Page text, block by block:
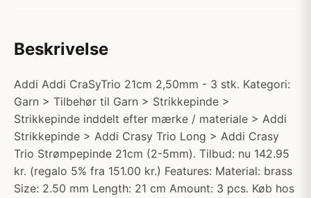
Beskrivelse
Addi Addi CraSyTrio 21cm 2,50mm - 3 stk. Kategori:
Garn > Tilbehør til Garn > Strikkepinde >
Strikkepinde inddelt efter mærke / materiale > Addi
Strikkepinde > Addi Crasy Trio Long > Addi Crasy
Trio Strømpepinde 21cm (2-5mm). Tilbud: nu 142.95
kr. (regalo 5% fra 151.00 kr.) Features: Material: brass
Size: 2.50 mm Length: 21 cm Amount: 3 pcs. Køb hos